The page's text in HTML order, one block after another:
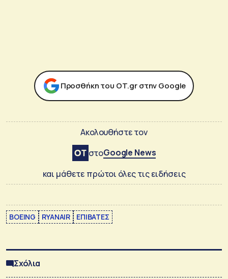
Προσθήκη του ΟΤ.gr στην Google
Ακολουθήστε τον
στοGoogle News
και μάθετε πρώτοι όλες τις ειδήσεις
BOEING RYANAIR ΕΠΙΒΑΤΕΣ
Σχόλια